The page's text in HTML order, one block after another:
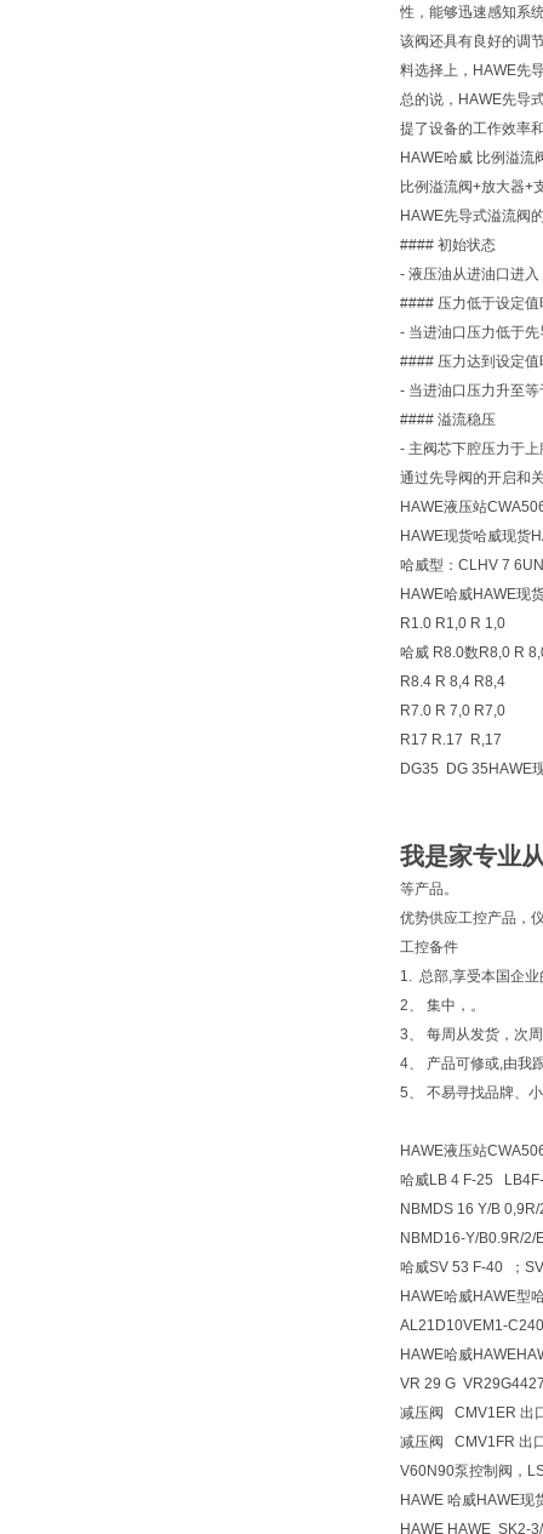
性，能够迅速感知系
该阀还具有良好的调
料选择上，HAWE先
总的说，HAWE先导
提了设备的工作效率
HAWE哈威 比例溢流
比例溢流阀+放大器
HAWE先导式溢流阀
#### 初始状态
- 液压油从进油口进
#### 压力低于设定值
- 当进油口压力低于
#### 压力达到设定值
- 当进油口压力升至
#### 溢流稳压
- 主阀芯下腔压力于
通过先导阀的开启和
HAWE液压站
HAWE现货哈威现货
哈威型：CLHV 7
HAWE哈威HAWE现
R1.0 R1,0 R 1,0
哈威 R8.0数R8,0 R
R8.4 R 8,4 R8,4
R7.0 R 7,0 R7,0
R17 R.17 R,17
DG35 DG 35HAWE
我是家专业
等产品。
优势供应工控产品，
工控备件
1. 总部,享受本国企
2、 集中，。
3、 每周从发货，次
4、 产品可修或,由我
5、 不易寻找品牌、
HAWE液压站
哈威LB 4 F-25
NBMDS 16 Y/B
NBMD16-Y/B0.9R/2/
哈威SV 53 F-40 ；
HAWE哈威HAWE型
AL21D10VEM1-
HAWE哈威
VR 29 G
减压阀 CMV1ER 出
减压阀 CMV1FR 出
V60N90泵控制阀，
HAWE 哈威HAWE现
HAWE HAWE SK2-